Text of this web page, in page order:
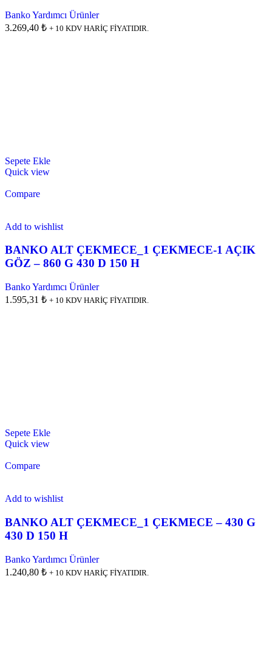
Banko Yardımcı Ürünler
3.269,40 ₺ + 10 KDV HARİÇ FİYATIDIR.
Sepete Ekle
Quick view
Compare
Add to wishlist
BANKO ALT ÇEKMECE_1 ÇEKMECE-1 AÇIK
GÖZ – 860 G 430 D 150 H
Banko Yardımcı Ürünler
1.595,31 ₺ + 10 KDV HARİÇ FİYATIDIR.
Sepete Ekle
Quick view
Compare
Add to wishlist
BANKO ALT ÇEKMECE_1 ÇEKMECE – 430 G
430 D 150 H
Banko Yardımcı Ürünler
1.240,80 ₺ + 10 KDV HARİÇ FİYATIDIR.